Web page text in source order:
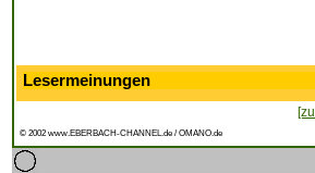
Lesermeinungen
© 2002 www.EBERBACH-CHANNEL.de / OMANO.de